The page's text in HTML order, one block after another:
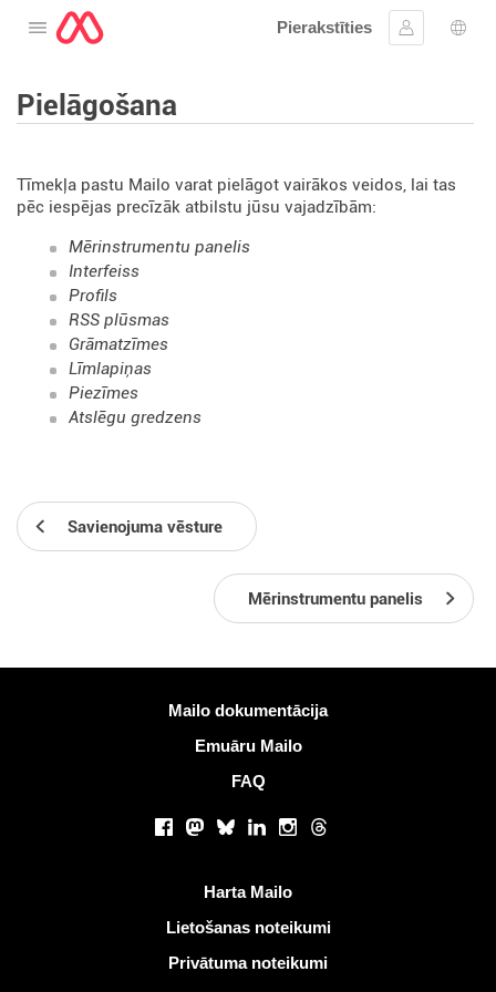
Atveriet izvēlni
Pierakstīties
Ielogoties
Pielāgošana
Tīmekļa pastu Mailo varat pielāgot vairākos veidos, lai tas
pēc iespējas precīzāk atbilstu jūsu vajadzībām:
Mērinstrumentu panelis
Interfeiss
Profils
RSS plūsmas
Grāmatzīmes
Līmlapiņas
Piezīmes
Atslēgu gredzens
Savienojuma vēsture
Mērinstrumentu panelis
Mailo dokumentācija
Emuāru Mailo
FAQ
Facebook
Mastodon
BlueskyLinkedInInstagram
Threads
Harta Mailo
Lietošanas noteikumi
Privātuma noteikumi